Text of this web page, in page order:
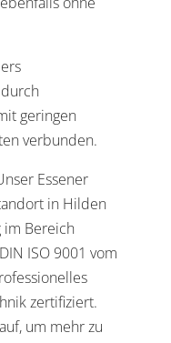
geringen
verbunden.
Essener
in Hilden
im Bereich
ISO 9001 vom
zertifiziert.
um mehr zu